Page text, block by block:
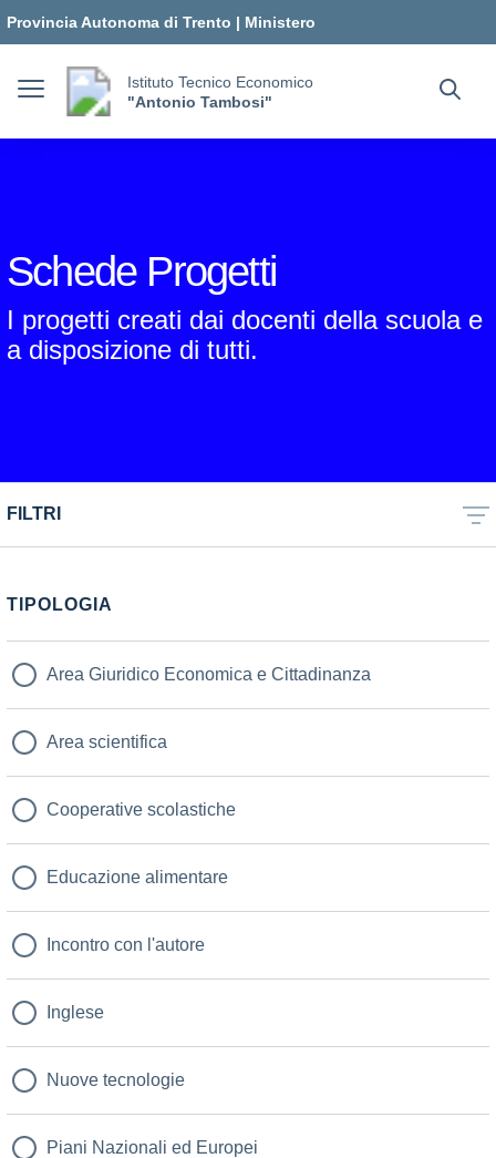
Provincia Autonoma di Trento | Ministero
dell'Istruzione e del Merito
Istituto Tecnico Economico
"Antonio Tambosi"
Schede Progetti
I progetti creati dai docenti della scuola e
a disposizione di tutti.
FILTRI
TIPOLOGIA
Area Giuridico Economica e Cittadinanza
Area scientifica
Cooperative scolastiche
Educazione alimentare
Incontro con l'autore
Inglese
Nuove tecnologie
Piani Nazionali ed Europei